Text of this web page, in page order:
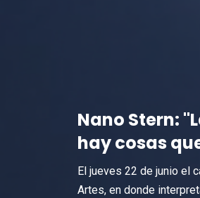
Nano Stern:
hay cosas
El jueves 22 de junio el
Artes, en donde